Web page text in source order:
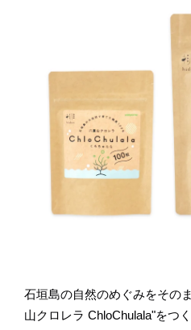
石垣島の自然のめぐみをその
山クロレラ ChloChulala"をつ